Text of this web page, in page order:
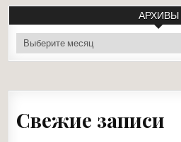
АРХИВЫ
архивы
Свежие записи